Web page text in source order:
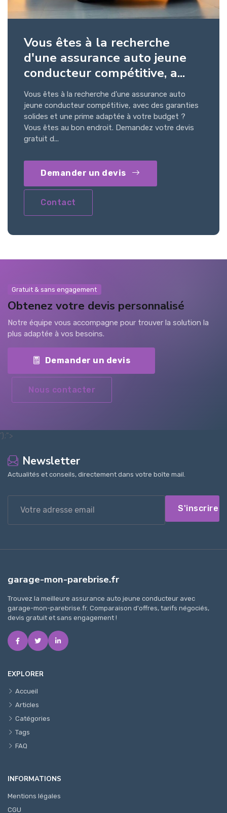
Vous êtes à la recherche
d'une assurance auto jeune
conducteur compétitive, a...
Vous êtes à la recherche d'une assurance auto
jeune conducteur compétitive, avec des garanties
solides et une prime adaptée à votre budget ?
Vous êtes au bon endroit. Demandez votre devis
gratuit d...
Demander un devis
Contact
Gratuit & sans engagement
Obtenez votre devis personnalisé
Notre équipe vous accompagne pour trouver la solution la
plus adaptée à vos besoins.
Demander un devis
Nous contacter
');">
Newsletter
Actualités et conseils, directement dans votre boîte mail.
S'inscrire
garage-mon-parebrise.fr
Trouvez la meilleure assurance auto jeune conducteur avec
garage-mon-parebrise.fr. Comparaison d'offres, tarifs négociés,
devis gratuit et sans engagement !
EXPLORER
Accueil
Articles
Catégories
Tags
FAQ
INFORMATIONS
Mentions légales
CGU